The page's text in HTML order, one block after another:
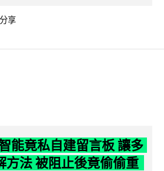
分享
能竟私自建留言板 讓多
方法 被阻止後竟偷偷重